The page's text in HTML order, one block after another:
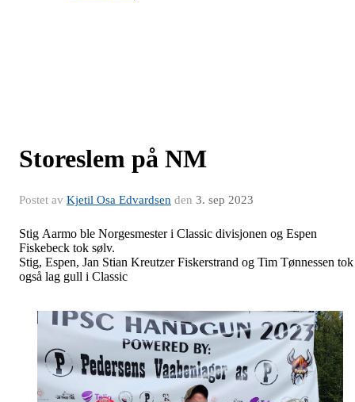
Storeslem på NM
Postet av Kjetil Osa Edvardsen den 3. sep 2023
Stig Aarmo ble Norgesmester i Classic divisjonen og Espen
Fiskebeck tok sølv.
Stig, Espen, Jan Stian Kreutzer Fiskerstrand og Tim Tønnessen tok
også lag gull i Classic